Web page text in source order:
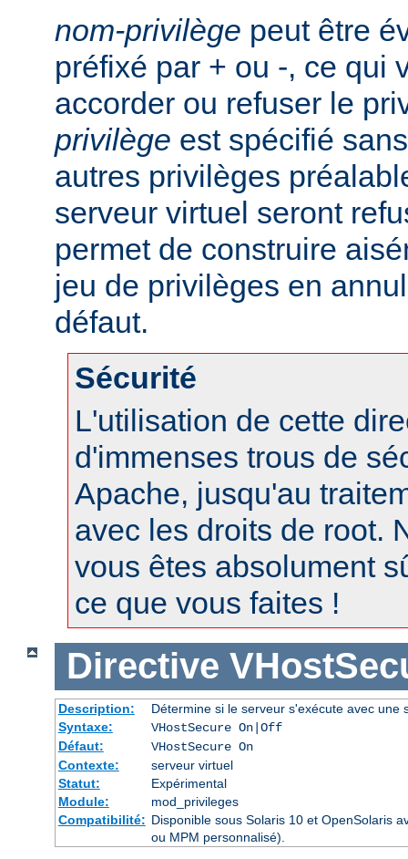
nom-privilège peut être
préfixé par + ou -, ce qui
accorder ou refuser le
privilège est spécifié
autres privilèges
serveur virtuel seront
permet de construire
jeu de privilèges en
défaut.
Sécurité
L'utilisation de cette
d'immenses trous de
Apache, jusqu'au
avec les droits de root.
vous êtes absolument
ce que vous faites !
Directive
Description:
Détermine si le serveur s'exécute avec
Syntaxe:
VHostSecure On|Off
Défaut:
VHostSecure On
Contexte:
serveur virtuel
Statut:
Expérimental
Module:
mod_privileges
Compatibilité: Disponible sous Solaris 10 et OpenSolaris
ou MPM personnalisé).